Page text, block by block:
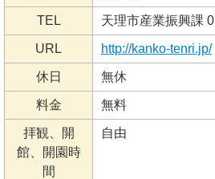
TEL 天理市産業振興課
URL http://kanko-tenri.jp/
休日 無休
料金 無料
拝観、開
館、開園時
間
自由